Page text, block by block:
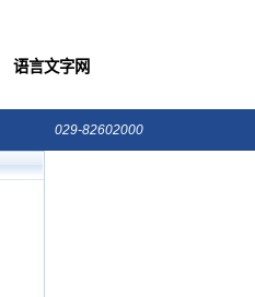
语言文字网
029-82602000